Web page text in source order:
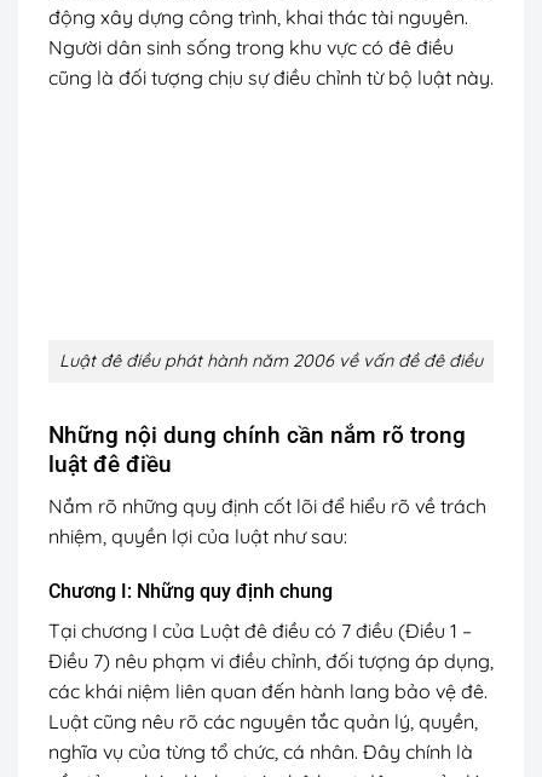
động xây dựng công trình, khai thác tài nguyên.
Người dân sinh sống trong khu vực có đê điều
cũng là đối tượng chịu sự điều chỉnh từ bộ luật này.
Luật đê điều phát hành năm 2006 về vấn đề đê điều
Những nội dung chính cần nắm rõ trong
luật đê điều
Nắm rõ những quy định cốt lõi để hiểu rõ về trách
nhiệm, quyền lợi của luật như sau:
Chương I: Những quy định chung
Tại chương I của Luật đê điều có 7 điều (Điều 1 –
Điều 7) nêu phạm vi điều chỉnh, đối tượng áp dụng,
các khái niệm liên quan đến hành lang bảo vệ đê.
Luật cũng nêu rõ các nguyên tắc quản lý, quyền,
nghĩa vụ của từng tổ chức, cá nhân. Đây chính là